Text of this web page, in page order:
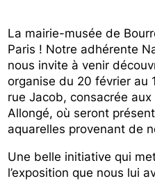
La mairie-musée de
Paris ! Notre adhérente
nous invite à venir
organise du 20 février au
rue Jacob, consacrée aux
Allongé, où seront
aquarelles provenant de
Une belle initiative qui
l’exposition que nous lui